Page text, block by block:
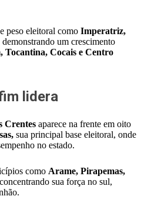
peso eleitoral como Imperatriz,
demonstrando um crescimento
Tocantina, Cocais e Centro
lidera
Crentes aparece na frente em oito
sua principal base eleitoral, onde
no estado.
como Arame, Pirapemas,
concentrando sua força no sul,